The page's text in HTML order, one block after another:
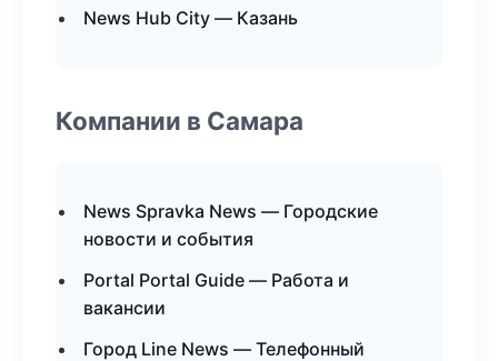
News Hub City — Казань
Компании в Самара
News Spravka News — Городские
новости и события
Portal Portal Guide — Работа и
вакансии
Город Line News — Телефонный